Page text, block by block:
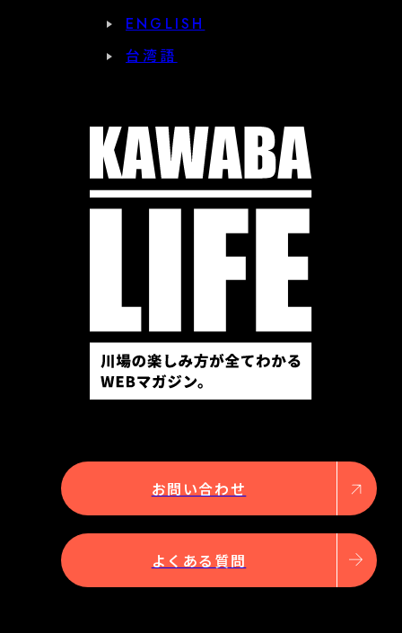
ENGLISH
台湾語
お問い合わせ
よくある質問